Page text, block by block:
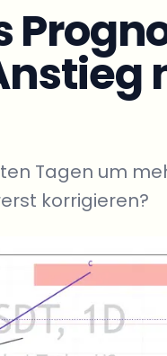
Tagen um
korrigieren?